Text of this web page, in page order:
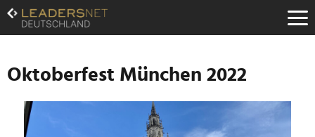
Zum
Inhalt
Zur
Navigation
Zur
Hauptnavigation
Oktoberfest München 2022